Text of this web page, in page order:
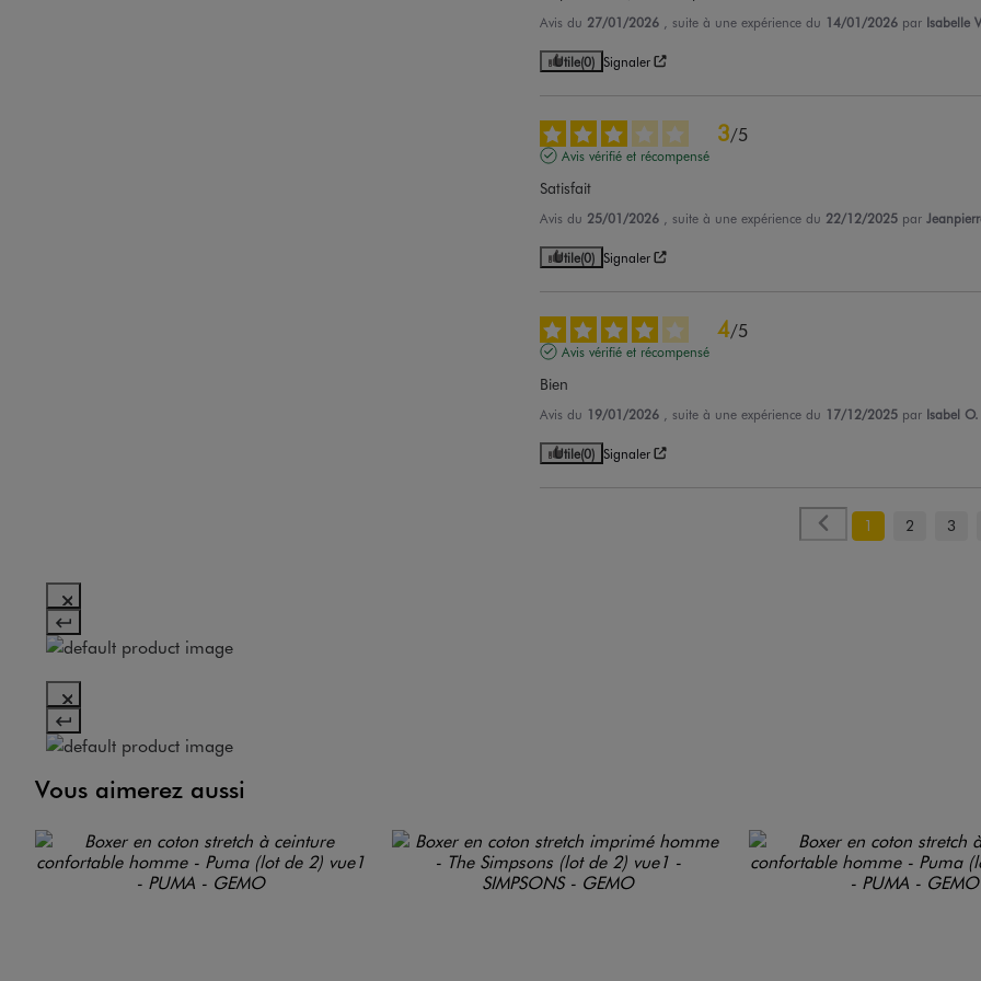
Avis du 27/01/2026 , suite à une expérience du 14/01/2026 par Isabelle
Utile(0) Signaler
3/5
Avis vérifié et récompensé
Satisfait
Avis du 25/01/2026 , suite à une expérience du 22/12/2025 par
Utile(0) Signaler
4/5
Avis vérifié et récompensé
Bien
Avis du 19/01/2026 , suite à une expérience du 17/12/2025 par Isabel O.
Utile(0) Signaler
1 2 3
Vous aimerez aussi